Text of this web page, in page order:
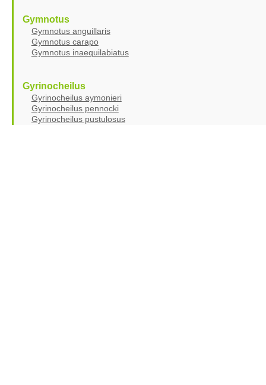
Gymnotus
Gymnotus anguillaris
Gymnotus carapo
Gymnotus inaequilabiatus
Gyrinocheilus
Gyrinocheilus aymonieri
Gyrinocheilus pennocki
Gyrinocheilus pustulosus